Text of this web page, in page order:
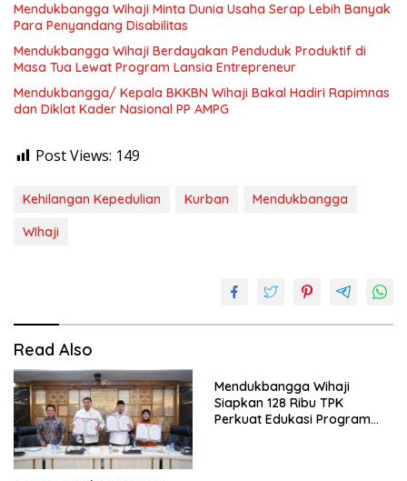
Mendukbangga Wihaji Minta Dunia Usaha Serap Lebih Banyak
Para Penyandang Disabilitas
Mendukbangga Wihaji Berdayakan Penduduk Produktif di
Masa Tua Lewat Program Lansia Entrepreneur
Mendukbangga/ Kepala BKKBN Wihaji Bakal Hadiri Rapimnas
dan Diklat Kader Nasional PP AMPG
Post Views: 149
Kehilangan Kepedulian Kurban
Mendukbangga
WIhaji
Read Also
Mendukbangga Wihaji
Siapkan 128 Ribu TPK
Perkuat Edukasi Program